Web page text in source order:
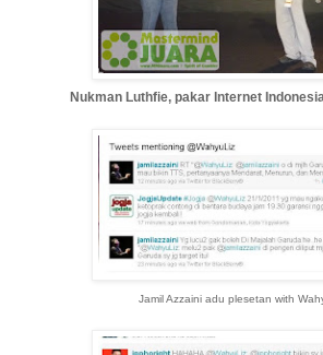
Nukman Luthfie, pakar Internet
Jamil Azzaini adu plesetan with